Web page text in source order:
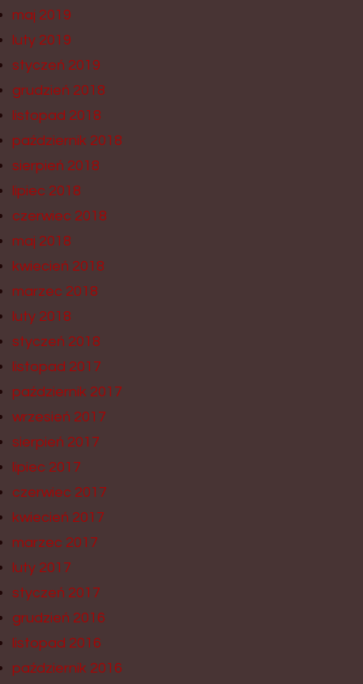
maj 2019
luty 2019
styczeń 2019
grudzień 2018
listopad 2018
październik 2018
sierpień 2018
lipiec 2018
czerwiec 2018
maj 2018
kwiecień 2018
marzec 2018
luty 2018
styczeń 2018
listopad 2017
październik 2017
wrzesień 2017
sierpień 2017
lipiec 2017
czerwiec 2017
kwiecień 2017
marzec 2017
luty 2017
styczeń 2017
grudzień 2016
listopad 2016
październik 2016